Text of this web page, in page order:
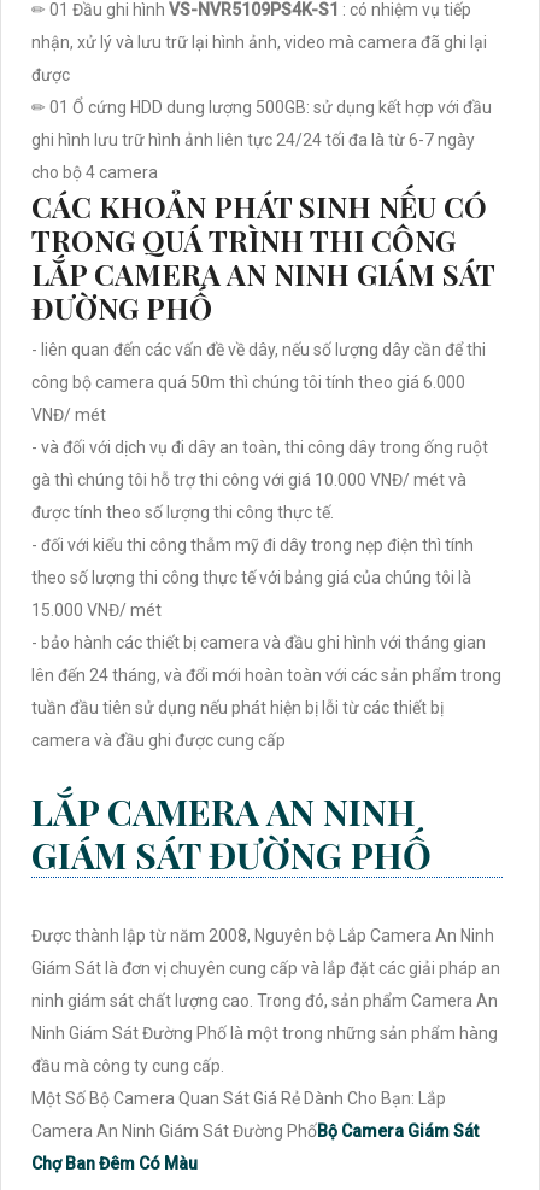
✏ 01 Đầu ghi hình VS-NVR5109PS4K-S1 : có nhiệm vụ tiếp
nhận, xử lý và lưu trữ lại hình ảnh, video mà camera đã ghi lại
được
✏ 01 Ổ cứng HDD dung lượng 500GB: sử dụng kết hợp với đầu
ghi hình lưu trữ hình ảnh liên tực 24/24 tối đa là từ 6-7 ngày
cho bộ 4 camera
CÁC KHOẢN PHÁT SINH NẾU CÓ
TRONG QUÁ TRÌNH THI CÔNG
LẮP CAMERA AN NINH GIÁM SÁT
ĐƯỜNG PHỐ
- liên quan đến các vấn đề về dây, nếu số lượng dây cần để thi
công bộ camera quá 50m thì chúng tôi tính theo giá 6.000
VNĐ/ mét
- và đối với dịch vụ đi dây an toàn, thi công dây trong ống ruột
gà thì chúng tôi hỗ trợ thi công với giá 10.000 VNĐ/ mét và
được tính theo số lượng thi công thực tế.
- đối với kiểu thi công thẫm mỹ đi dây trong nẹp điện thì tính
theo số lượng thi công thực tế với bảng giá của chúng tôi là
15.000 VNĐ/ mét
- bảo hành các thiết bị camera và đầu ghi hình với tháng gian
lên đến 24 tháng, và đổi mới hoàn toàn với các sản phẩm trong
tuần đầu tiên sử dụng nếu phát hiện bị lỗi từ các thiết bị
camera và đầu ghi được cung cấp
LẮP CAMERA AN NINH
GIÁM SÁT ĐƯỜNG PHỐ
Được thành lập từ năm 2008, Nguyên bộ Lắp Camera An Ninh
Giám Sát là đơn vị chuyên cung cấp và lắp đặt các giải pháp an
ninh giám sát chất lượng cao. Trong đó, sản phẩm Camera An
Ninh Giám Sát Đường Phố là một trong những sản phẩm hàng
đầu mà công ty cung cấp.
Một Số Bộ Camera Quan Sát Giá Rẻ Dành Cho Bạn: Lắp
Camera An Ninh Giám Sát Đường PhốBộ Camera Giám Sát
Chợ Ban Đêm Có Màu